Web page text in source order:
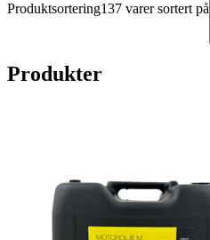
Produktsortering137 varer sortert på
Produkter